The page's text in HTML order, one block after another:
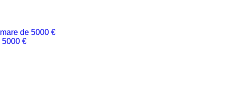
de 5000 €
5000 €